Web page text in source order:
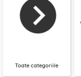
Toate categoriile